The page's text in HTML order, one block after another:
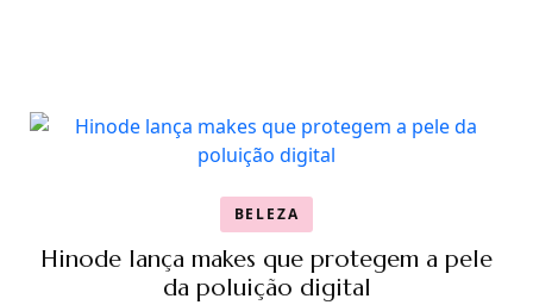
BELEZA
Hinode lança makes que protegem a pele
da poluição digital